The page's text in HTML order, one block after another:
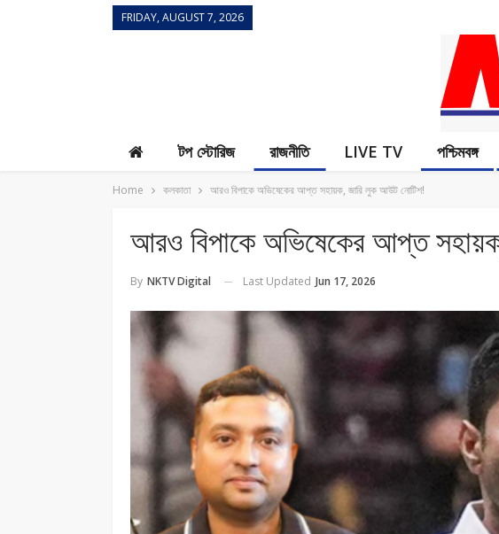
FRIDAY, AUGUST 7, 2026
টপ স্টোরিজ রাজনীতি LIVE TV পশ্চিমবঙ্গ
Home কলকাতা আরও বিপাকে অভিষেকের আপ্ত সহায়ক, জারি লুক আউট নোটিশ!
আরও বিপাকে অভিষেকের আপ্ত
By NKTV Digital Last Updated Jun 17, 2026